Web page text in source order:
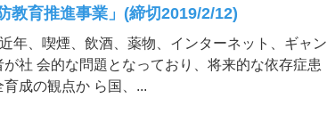
教育推進事業」(締切2019/2/12)
年、喫煙、飲酒、薬物、インターネット、ギャン
社 会的な問題となっており、将来的な依存症患
成の観点か ら国、...